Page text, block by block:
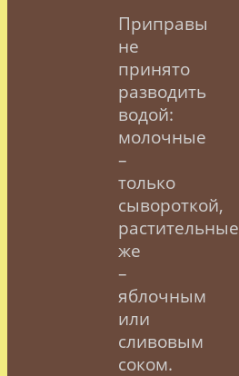
Приправы
не
принято
разводить
водой:
молочные
–
только
сывороткой,
растительные
же
–
яблочным
или
сливовым
соком.